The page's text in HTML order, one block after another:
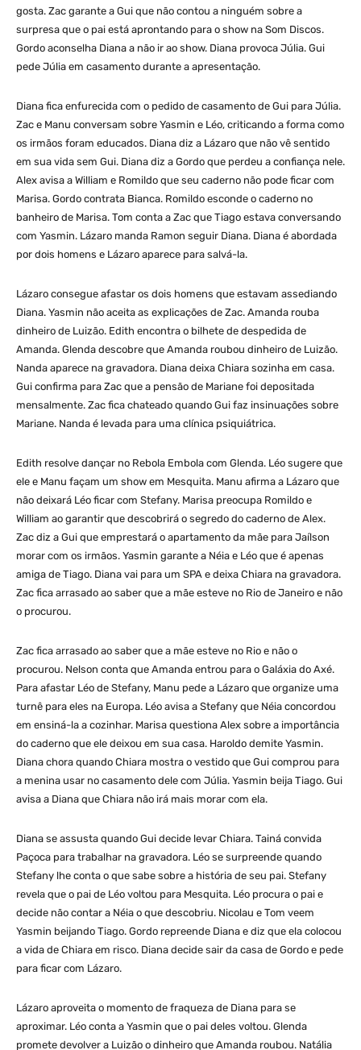
gosta. Zac garante a Gui que não contou a ninguém sobre a
surpresa que o pai está aprontando para o show na Som Discos.
Gordo aconselha Diana a não ir ao show. Diana provoca Júlia. Gui
pede Júlia em casamento durante a apresentação.
Diana fica enfurecida com o pedido de casamento de Gui para Júlia.
Zac e Manu conversam sobre Yasmin e Léo, criticando a forma como
os irmãos foram educados. Diana diz a Lázaro que não vê sentido
em sua vida sem Gui. Diana diz a Gordo que perdeu a confiança nele.
Alex avisa a William e Romildo que seu caderno não pode ficar com
Marisa. Gordo contrata Bianca. Romildo esconde o caderno no
banheiro de Marisa. Tom conta a Zac que Tiago estava conversando
com Yasmin. Lázaro manda Ramon seguir Diana. Diana é abordada
por dois homens e Lázaro aparece para salvá-la.
Lázaro consegue afastar os dois homens que estavam assediando
Diana. Yasmin não aceita as explicações de Zac. Amanda rouba
dinheiro de Luizão. Edith encontra o bilhete de despedida de
Amanda. Glenda descobre que Amanda roubou dinheiro de Luizão.
Nanda aparece na gravadora. Diana deixa Chiara sozinha em casa.
Gui confirma para Zac que a pensão de Mariane foi depositada
mensalmente. Zac fica chateado quando Gui faz insinuações sobre
Mariane. Nanda é levada para uma clínica psiquiátrica.
Edith resolve dançar no Rebola Embola com Glenda. Léo sugere que
ele e Manu façam um show em Mesquita. Manu afirma a Lázaro que
não deixará Léo ficar com Stefany. Marisa preocupa Romildo e
William ao garantir que descobrirá o segredo do caderno de Alex.
Zac diz a Gui que emprestará o apartamento da mãe para Jaílson
morar com os irmãos. Yasmin garante a Néia e Léo que é apenas
amiga de Tiago. Diana vai para um SPA e deixa Chiara na gravadora.
Zac fica arrasado ao saber que a mãe esteve no Rio de Janeiro e não
o procurou.
Zac fica arrasado ao saber que a mãe esteve no Rio e não o
procurou. Nelson conta que Amanda entrou para o Galáxia do Axé.
Para afastar Léo de Stefany, Manu pede a Lázaro que organize uma
turnê para eles na Europa. Léo avisa a Stefany que Néia concordou
em ensiná-la a cozinhar. Marisa questiona Alex sobre a importância
do caderno que ele deixou em sua casa. Haroldo demite Yasmin.
Diana chora quando Chiara mostra o vestido que Gui comprou para
a menina usar no casamento dele com Júlia. Yasmin beija Tiago. Gui
avisa a Diana que Chiara não irá mais morar com ela.
Diana se assusta quando Gui decide levar Chiara. Tainá convida
Paçoca para trabalhar na gravadora. Léo se surpreende quando
Stefany lhe conta o que sabe sobre a história de seu pai. Stefany
revela que o pai de Léo voltou para Mesquita. Léo procura o pai e
decide não contar a Néia o que descobriu. Nicolau e Tom veem
Yasmin beijando Tiago. Gordo repreende Diana e diz que ela colocou
a vida de Chiara em risco. Diana decide sair da casa de Gordo e pede
para ficar com Lázaro.
Lázaro aproveita o momento de fraqueza de Diana para se
aproximar. Léo conta a Yasmin que o pai deles voltou. Glenda
promete devolver a Luizão o dinheiro que Amanda roubou. Natália